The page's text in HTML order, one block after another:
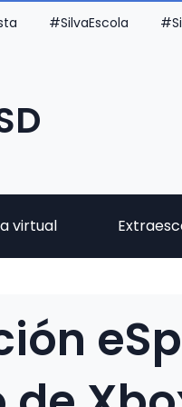
#SilvaEscola
virtual